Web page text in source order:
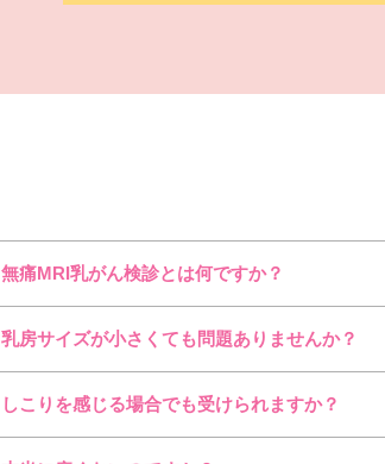
無痛MRI乳がん検診とは何ですか？
乳房サイズが小さくても問題ありませんか？
しこりを感じる場合でも受けられますか？